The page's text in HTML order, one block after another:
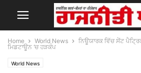
Home World News
ਨਿਊਯਾਰਕ ਵਿੱਚ ਸੇਂਟ
ਮਿਡਟਾਊਨ ‘ਚ ਹੜਕੰਪ
World News